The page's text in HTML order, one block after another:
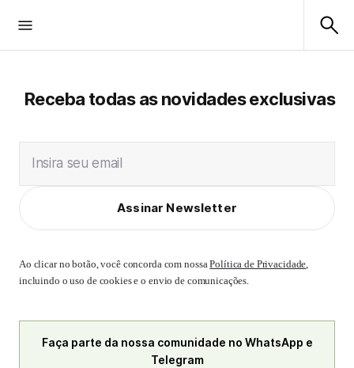
Receba todas as novidades exclusivas
Insira seu email
Assinar Newsletter
Ao clicar no botão, você concorda com nossaPolítica de Privacidade,
incluindo o uso de cookies e o envio de comunicações.
Faça parte da nossa comunidade no WhatsApp e
Telegram